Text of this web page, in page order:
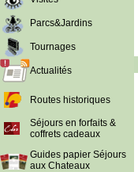
Parcs&Jardins
Tournages
Actualités
Routes historiques
Séjours en forfaits &
coffrets cadeaux
Guides papier Séjours
aux Chateaux